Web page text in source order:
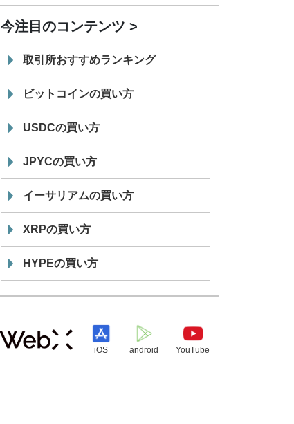
「 JPYC」を追加
19:30
てステーブルコイン「JPYSC」徹底解
説セミナーを開催
今注目のコンテンツ
取引所おすすめランキング
ビットコインの買い方
USDCの買い方
JPYCの買い方
イーサリアムの買い方
XRPの買い方
HYPEの買い方
iOS android YouTube